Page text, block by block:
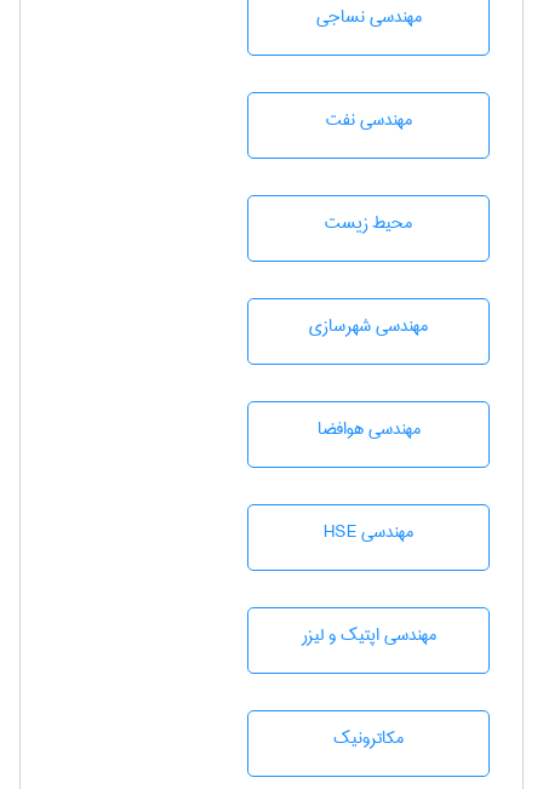
مهندسي نساجی
مهندسی نفت
محيط زيست
مهندسی شهرسازی
مهندسی هوافضا
مهندسی HSE
مهندسی اپتیک و لیزر
مکاترونیک